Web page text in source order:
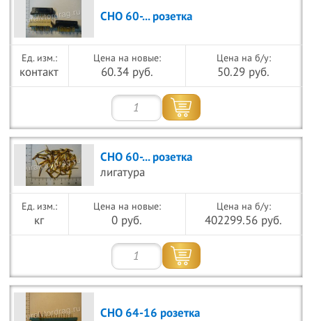
СНО 60-... розетка
контакт
Цена на новые:
60.34 руб.
Цена на б/у:
50.29 руб.
СНО 60-... розетка
лигатура
кг
Цена на новые:
0 руб.
Цена на б/у:
402299.56 руб.
СНО 64-16 розетка